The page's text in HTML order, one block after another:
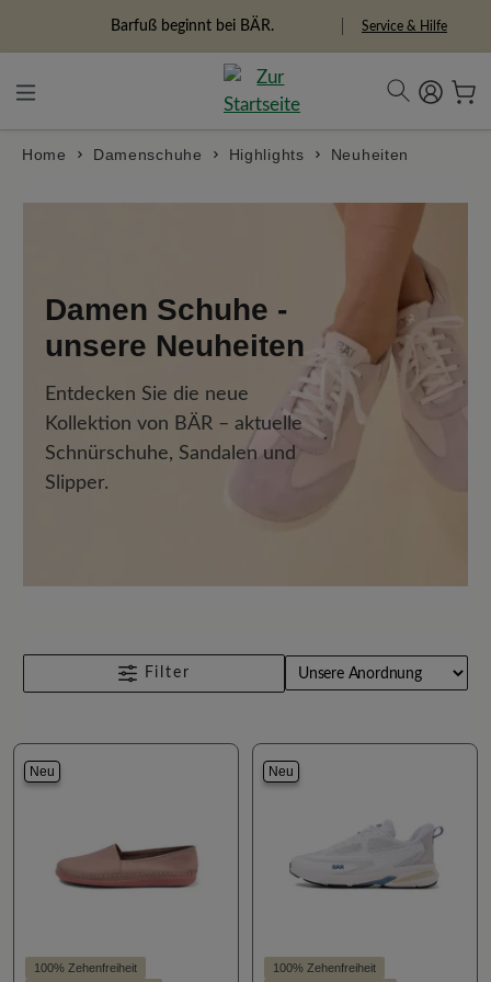
Freiheitspioniere Service & Hilfe
Home Damenschuhe Highlights Neuheiten
Damen Schuhe -
unsere Neuheiten
Entdecken Sie die neue
Kollektion von BÄR – aktuelle
Schnürschuhe, Sandalen und
Slipper.
Filter
Neu
100% Zehenfreiheit
Neu
100% Zehenfreiheit